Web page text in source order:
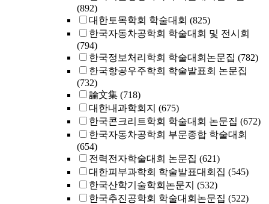
(892)
대한토목학회 학술대회 (825)
한국자동차공학회 학술대회 및 전시회
(794)
한국정보처리학회 학술대회논문집 (782)
한국항공우주학회 학술발표회 논문집
(732)
論文集 (718)
대한내과학회지 (675)
한국콘크리트학회 학술대회 논문집 (672)
한국자동차공학회 부문종합 학술대회
(654)
전력전자학술대회 논문집 (621)
대한피부과학회 학술발표대회집 (545)
한국산학기술학회논문지 (532)
한국추진공학회 학술대회논문집 (522)